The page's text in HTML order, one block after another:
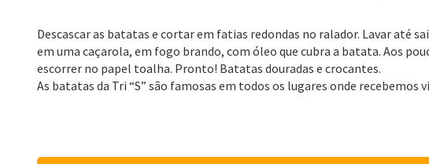
Descascar as batatas e cortar em fatias redondas no ralador. Lavar até
em uma caçarola, em fogo brando, com óleo que cubra a batata. Aos
escorrer no papel toalha. Pronto! Batatas douradas e crocantes.
As batatas da Tri “S” são famosas em todos os lugares onde